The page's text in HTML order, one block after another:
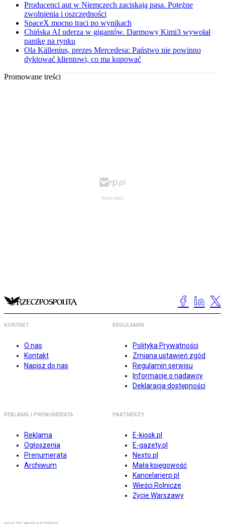
Producenci aut w Niemczech zaciskają pasa. Potężne
zwolnienia i oszczędności
SpaceX mocno traci po wynikach
Chińska AI uderza w gigantów. Darmowy Kimi3 wywołał
panikę na rynku
Ola Källenius, prezes Mercedesa: Państwo nie powinno
dyktować klientowi, co ma kupować
Promowane treści
KONTAKT
O nas
Kontakt
Napisz do nas
REGULAMIN
Polityka Prywatności
Zmiana ustawień zgód
Regulamin serwisu
Informacje o nadawcy
Deklaracja dostępności
REKLAMA I PRENUMERATA
Reklama
Ogłoszenia
Prenumerata
Archiwum
PARTNERZY
E-kiosk.pl
E-gazety.pl
Nexto.pl
Mała księgowość
Kancelarierp.pl
Wieści Rolnicze
Życie Warszawy